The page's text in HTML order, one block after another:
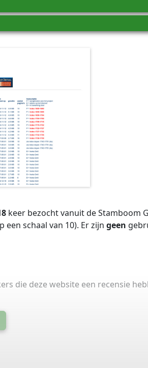
keer bezocht vanuit de Stamboom
een schaal van 10). Er zijn geen
die deze website een recensie